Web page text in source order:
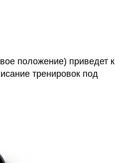
положение) приведет к
тренировок под